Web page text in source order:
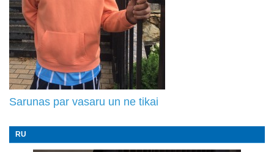
Sarunas par vasaru un ne tikai
RU